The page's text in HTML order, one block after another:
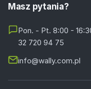
Masz pytania?
Pon. - Pt. 8:00 -
32 720 94 75
info@wally.com.pl